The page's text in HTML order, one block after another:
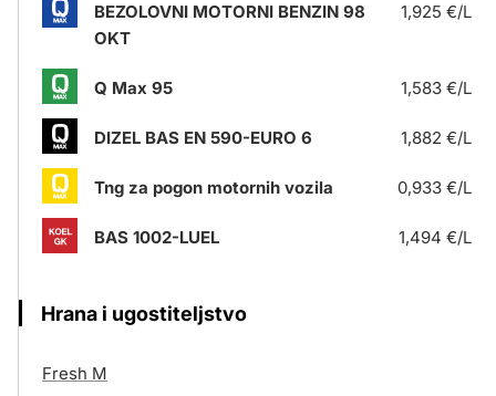
BEZOLOVNI MOTORNI BENZIN 98
OKT
1,925 €/L
Q Max 95 1,583 €/L
DIZEL BAS EN 590-EURO 6 1,882 €/L
Tng za pogon motornih vozila 0,933 €/L
BAS 1002-LUEL 1,494 €/L
Hrana i ugostiteljstvo
Fresh M